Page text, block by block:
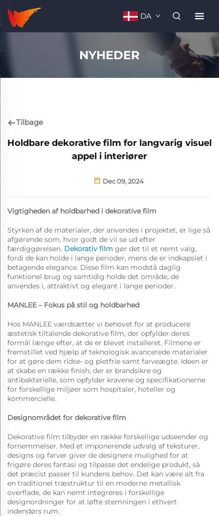
DA
NYHEDER
Tilbage
Holdbare dekorative film for langvarig visuel
appel i interiører
Dec 09, 2024
Vigtigheden af holdbarhed i dekorative film
Styrken af de materialer, der anvendes i projektet, er lige så
afgørende som, hvor godt de vil se ud efter
færdiggørelsen. Dekorativ film gør det til et nemt valg,
fordi de kan holde i lange perioder, mens de er indkapslet i
betagende elegance. Disse film kan modstå daglig
funktionel brug og samtidig holde det område, de
anvendes i, attraktivt og elegant i lange perioder.
MANLEE – Fokus på stil og holdbarhed
Hos MANLEE værdsætter vi behovet for at producere
æstetisk tiltalende dekorative film, der opfylder deres
formål længe efter, at de er blevet installeret. Filmene er
fremstillet ved hjælp af teknologisk avancerede materialer
for at gøre dem ridse- og pletfrie samt farveægte. Ideen er
at skabe en række finish, der er brandsikre og
antibakterielle, som opfylder kravene og specifikationerne
for forskellige miljøer som hospitaler, hoteller og
kommercielle.
Designområdet for dekorative film
Dekorative film tilbyder en række forskellige udseender og
fornemmelser. Med et imponerende udvalg af teksturer,
designs og farver giver de designere mulighed for at
frigøre deres fantasi og tilpasse det endelige produkt, så
det præcist passer til kundens behov. Det kan være alt fra
en traditionel træstruktur til en moderne metallisk
overflade, de kan nemt integreres i forskellige
designordninger for at løfte stemningen i ethvert
indendørs rum.